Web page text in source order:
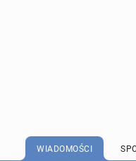
WIADOMOŚCI